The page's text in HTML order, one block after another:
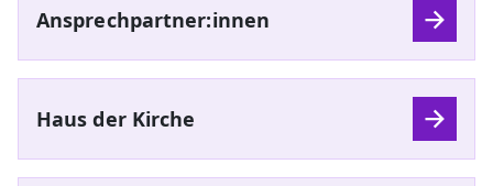
Ansprechpartner:innen
Haus der Kirche